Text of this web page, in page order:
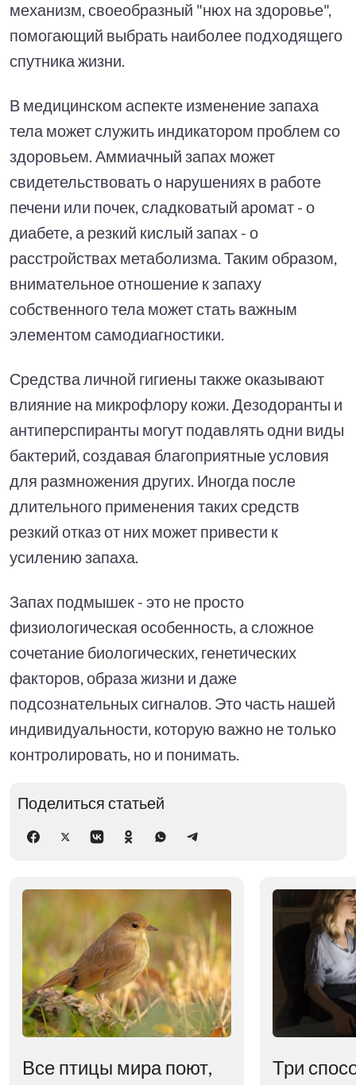
механизм, своеобразный "нюх на здоровье",
помогающий выбрать наиболее подходящего
спутника жизни.
В медицинском аспекте изменение запаха
тела может служить индикатором проблем со
здоровьем. Аммиачный запах может
свидетельствовать о нарушениях в работе
печени или почек, сладковатый аромат - о
диабете, а резкий кислый запах - о
расстройствах метаболизма. Таким образом,
внимательное отношение к запаху
собственного тела может стать важным
элементом самодиагностики.
Средства личной гигиены также оказывают
влияние на микрофлору кожи. Дезодоранты и
антиперспиранты могут подавлять одни виды
бактерий, создавая благоприятные условия
для размножения других. Иногда после
длительного применения таких средств
резкий отказ от них может привести к
усилению запаха.
Запах подмышек - это не просто
физиологическая особенность, а сложное
сочетание биологических, генетических
факторов, образа жизни и даже
подсознательных сигналов. Это часть нашей
индивидуальности, которую важно не только
контролировать, но и понимать.
Поделиться статьей
Все птицы мира поют,
Три